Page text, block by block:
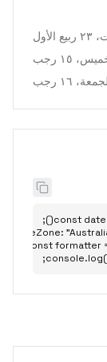
١٥ رجب
١٦ رجب